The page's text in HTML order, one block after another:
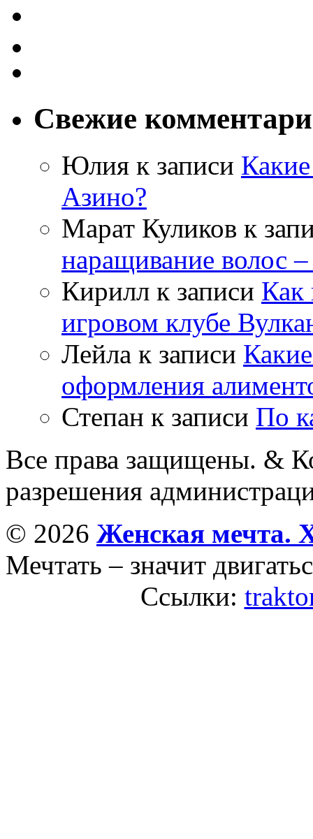
Свежие
Юлия к записи
Азино?
Марат Куликов к
наращивание волос
Кирилл к записи Как
игровом клубе
Лейла к записи
оформления
Степан к записи По
Все права защищены. &
разрешения
© 2026 Женская мечта.
Мечтать – значит
Ссылки: